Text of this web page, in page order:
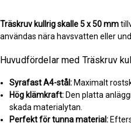
Träskruv kullrig skalle5 x 50 mm
användas nära havsvatten eller
Huvudfördelar med Träskruv
Syrafast A4-stål: Maximalt
Hög klämkraft: Den platta
skada materialytan.
Perfekt för tunna material: